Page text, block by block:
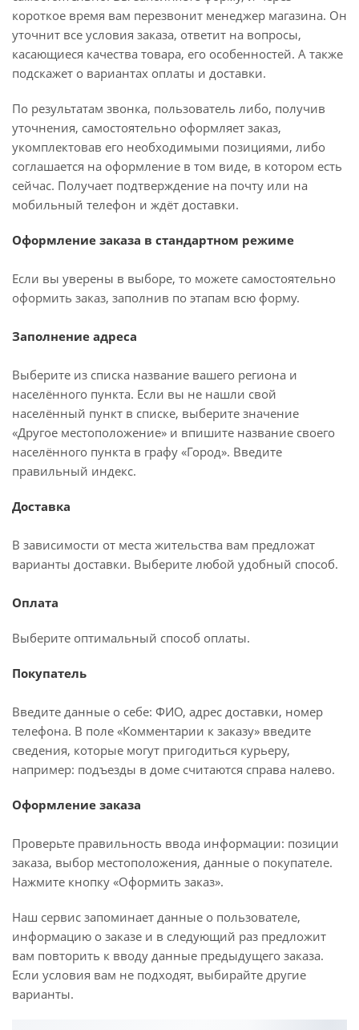
короткое время вам перезвонит менеджер магазина. Он
уточнит все условия заказа, ответит на вопросы,
касающиеся качества товара, его особенностей. А также
подскажет о вариантах оплаты и доставки.
По результатам звонка, пользователь либо, получив
уточнения, самостоятельно оформляет заказ,
укомплектовав его необходимыми позициями, либо
соглашается на оформление в том виде, в котором есть
сейчас. Получает подтверждение на почту или на
мобильный телефон и ждёт доставки.
Оформление заказа в стандартном режиме
Если вы уверены в выборе, то можете самостоятельно
оформить заказ, заполнив по этапам всю форму.
Заполнение адреса
Выберите из списка название вашего региона и
населённого пункта. Если вы не нашли свой
населённый пункт в списке, выберите значение
«Другое местоположение» и впишите название своего
населённого пункта в графу «Город». Введите
правильный индекс.
Доставка
В зависимости от места жительства вам предложат
варианты доставки. Выберите любой удобный способ.
Оплата
Выберите оптимальный способ оплаты.
Покупатель
Введите данные о себе: ФИО, адрес доставки, номер
телефона. В поле «Комментарии к заказу» введите
сведения, которые могут пригодиться курьеру,
например: подъезды в доме считаются справа налево.
Оформление заказа
Проверьте правильность ввода информации: позиции
заказа, выбор местоположения, данные о покупателе.
Нажмите кнопку «Оформить заказ».
Наш сервис запоминает данные о пользователе,
информацию о заказе и в следующий раз предложит
вам повторить к вводу данные предыдущего заказа.
Если условия вам не подходят, выбирайте другие
варианты.